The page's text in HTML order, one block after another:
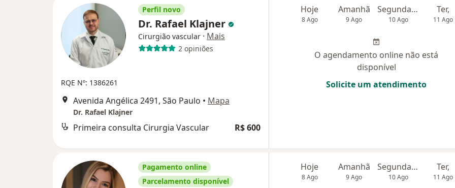
Perfil novo
Dr. Rafael Klajner
Cirurgião vascular · Mais
2 opiniões
RQE Nº: 1386261
Avenida Angélica 2491, São Paulo • Mapa
Dr. Rafael Klajner
Primeira consulta Cirurgia Vascular R$ 600
Hoje
8 Ago
Amanhã
9 Ago
Segunda-feira
10 Ago
Ter,
11 Ago
O agendamento online não está
disponível
Solicite um atendimento
Pagamento online
Parcelamento disponível
Hoje
8 Ago
Amanhã
9 Ago
Segunda-feira
10 Ago
Ter,
11 Ago